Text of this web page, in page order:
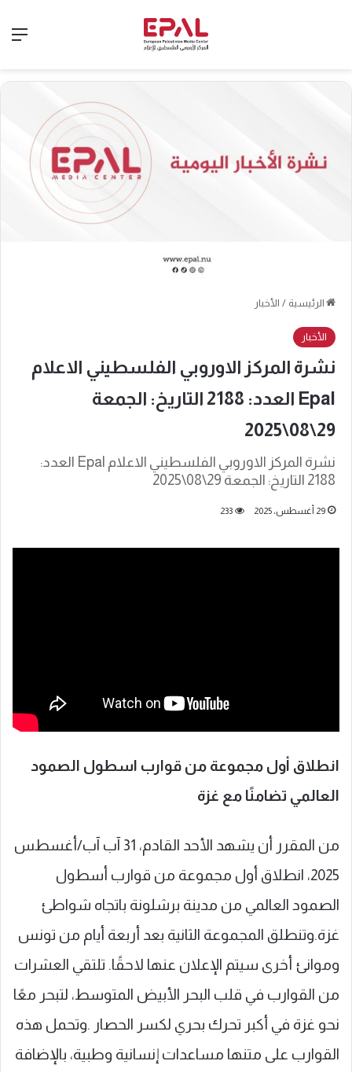
الرئيسية / الأخبار
الأخبار
نشرة المركز الاوروبي الفلسطيني الاعلام
Epal العدد: 2188 التاريخ: الجمعة
29\08\2025
نشرة المركز الاوروبي الفلسطيني الاعلام Epal العدد:
2188 التاريخ: الجمعة 29\08\2025
29 أغسطس، 2025 233
انطلاق أول مجموعة من قوارب اسطول الصمود
العالمي تضامنًا مع غزة
من المقرر أن يشهد الأحد القادم، 31 آب آب/أغسطس
2025، انطلاق أول مجموعة من قوارب أسطول
الصمود العالمي من مدينة برشلونة باتجاه شواطئ
غزة.وتنطلق المجموعة الثانية بعد أربعة أيام من تونس
وموانئ أخرى سيتم الإعلان عنها لاحقًا. تلتقي العشرات
من القوارب في قلب البحر الأبيض المتوسط، لتبحر معًا
نحو غزة في أكبر تحرك بحري لكسر الحصار .وتحمل هذه
القوارب على متنها مساعدات إنسانية وطبية، بالإضافة